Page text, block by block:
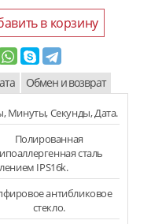
в корзину
Обмен и возврат
Минуты, Секунды, Дата.
Полированная
сталь
IPS16k.
антибликовое
стекло.